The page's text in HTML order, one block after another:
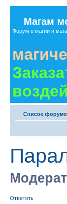
Магам
Форум о магии и
Список
Ответить